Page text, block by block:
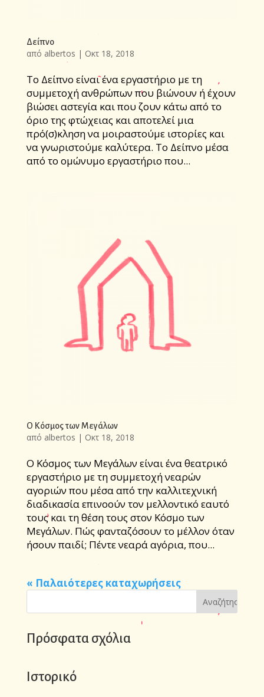
Δείπνο
από albertos | Οκτ 18, 2018
Το Δείπνο είναι ένα εργαστήριο με τη
συμμετοχή ανθρώπων που βιώνουν ή έχουν
βιώσει αστεγία και που ζουν κάτω από το
όριο της φτώχειας και αποτελεί μια
πρό(σ)κληση να μοιραστούμε ιστορίες και
να γνωριστούμε καλύτερα. Το Δείπνο μέσα
από το ομώνυμο εργαστήριο που...
Ο Κόσμος των Μεγάλων
από albertos | Οκτ 18, 2018
O Kόσμος των Μεγάλων είναι ένα θεατρικό
εργαστήριο με τη συμμετοχή νεαρών
αγοριών που μέσα από την καλλιτεχνική
διαδικασία επινοούν τον μελλοντικό εαυτό
τους και τη θέση τους στον Κόσμο των
Μεγάλων. Πώς φανταζόσουν το μέλλον όταν
ήσουν παιδί; Πέντε νεαρά αγόρια, που...
« Παλαιότερες καταχωρήσεις
Πρόσφατα σχόλια
Ιστορικό